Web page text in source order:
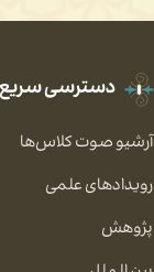
دسترسی سریع
آرشیو صوت کلاس‌ها
رویدادهای علمی
پژوهش